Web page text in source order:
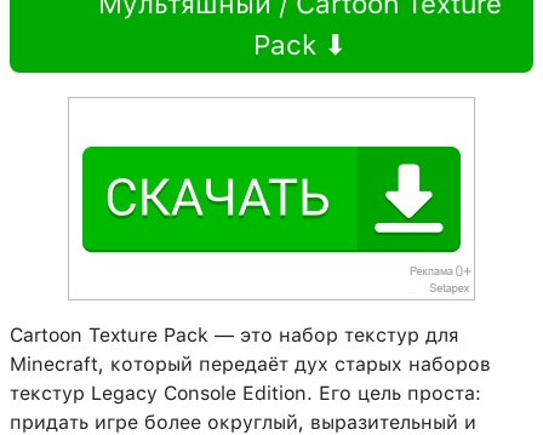
Pack ⬇
Cartoon Texture Pack — это набор текстур для
Minecraft, который передаёт дух старых наборов
текстур Legacy Console Edition. Его цель проста:
придать игре более округлый, выразительный и